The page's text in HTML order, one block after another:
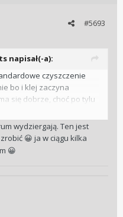
#5693
napisał(-a):
czyszczenie
bo i klej zaczyna
się dobrze, choć po tylu
przebarwienie na lumie
roku przeszedł pierwszy
odchyłki i amplituda były
"nie tykać!", po
Suma
wydziergają. Ten jest
😀 ja w ciągu kilka
😀